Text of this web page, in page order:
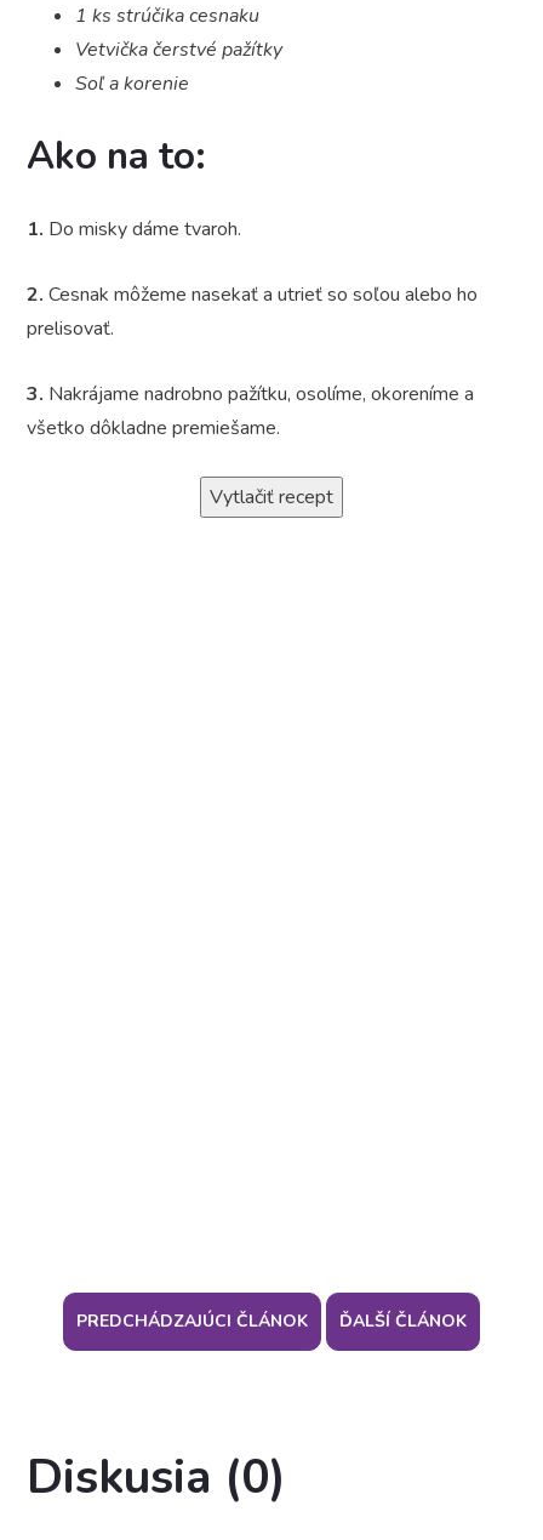
1 ks strúčika cesnaku
Vetvička čerstvé pažítky
Soľ a korenie
Ako na to:
1. Do misky dáme tvaroh.
2. Cesnak môžeme nasekať a utrieť so soľou alebo ho
prelisovať.
3. Nakrájame nadrobno pažítku, osolíme, okoreníme a
všetko dôkladne premiešame.
Vytlačiť recept
PREDCHÁDZAJÚCI ČLÁNOK ĎALŠÍ ČLÁNOK
Diskusia (0)